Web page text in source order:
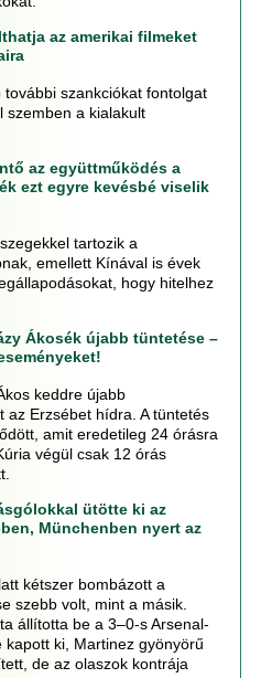
az amerikai filmeket
szankciókat fontolgat
szemben a kialakult
az együttműködés a
ezt egyre kevésbé viselik
tartozik a
emellett Kínával is évek
hogy hitelhez
Ákosék újabb tüntetése –
keddre újabb
az Erzsébet hídra. A tüntetés
amit eredetileg 24 órásra
végül csak 12 órás
ütötte ki az
Münchenben nyert az
kétszer bombázott a
szebb volt, mint a másik.
állította be a 3–0-s Arsenal-
kapott ki, Martinez gyönyörű
de az olaszok kontrája